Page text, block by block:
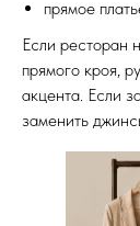
прямое
Если ресторан
прямого кроя,
акцента. Если
заменить